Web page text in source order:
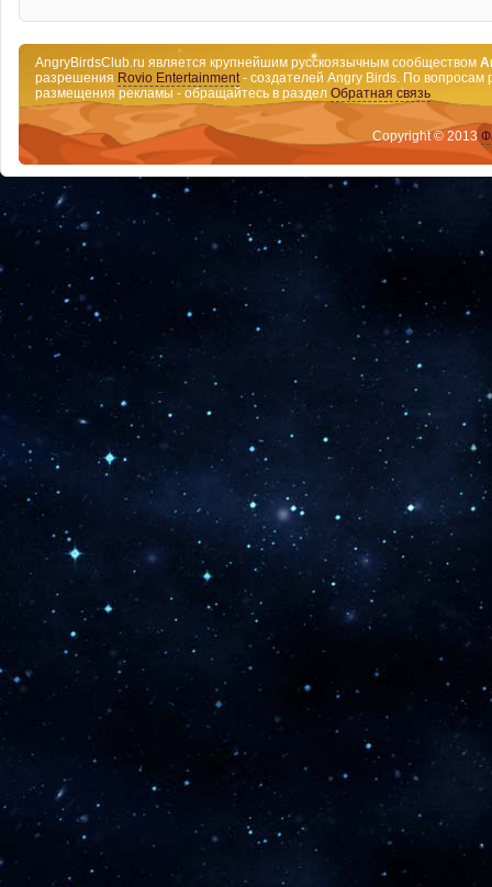
AngryBirdsClub.ru является крупнейшим русскоязычным сообществом
разрешения Rovio Entertainment- создателей Angry Birds. По вопросам
размещения рекламы - обращайтесь в раздел Обратная связь
Copyright © 2013